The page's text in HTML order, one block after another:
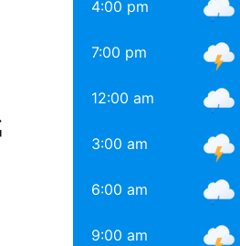
4:00 pm
7:00 pm
12:00 am
3:00 am
6:00 am
9:00 am